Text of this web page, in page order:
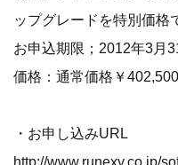
ップグレードを特別価格
お申込期限；2012年3月
価格：通常価格￥
・お申し込みURL
http://www.runexy.co.jp/